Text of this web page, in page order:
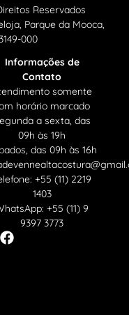
Reservados
Parque da Mooca,
000
Informações de
Contato
somente
horário marcado
a sexta, das
09h às 19h
das 09h às 16h
+55 (11) 2219
1403
+55 (11) 9
9397 3773